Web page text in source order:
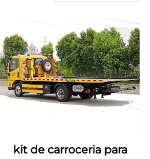
kit de carroceria para